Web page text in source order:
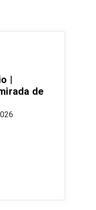
|
de